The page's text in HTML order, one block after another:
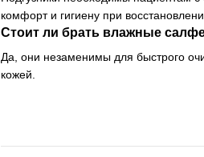
комфорт и гигиену при
Стоит ли брать влажные
Да, они незаменимы для быстрого
кожей.